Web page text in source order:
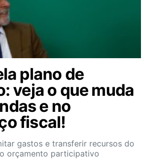
plano de
veja o que muda
e no
fiscal!
gastos e transferir recursos do
orçamento participativo